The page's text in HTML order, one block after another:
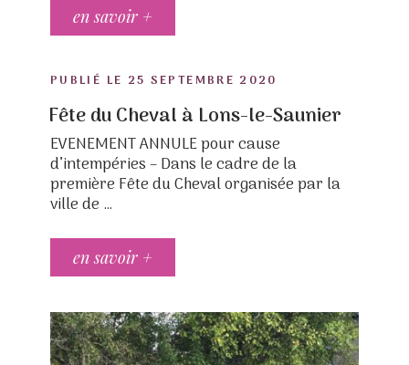
en savoir +
PUBLIÉ LE POSTED
25 SEPTEMBRE 2020
Fête du Cheval à Lons-le-Saunier
EVENEMENT ANNULE pour cause
d’intempéries – Dans le cadre de la
première Fête du Cheval organisée par la
ville de …
en savoir +